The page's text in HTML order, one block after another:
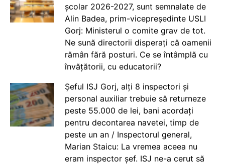
școlar 2026-2027, sunt semnalate de
Alin Badea, prim-vicepreședinte USLI
Gorj: Ministerul o comite grav de tot.
Ne sună directorii disperați că oamenii
rămân fără posturi. Ce se întâmplă cu
învățătorii, cu educatorii?
Șeful ISJ Gorj, alți 8 inspectori și
personal auxiliar trebuie să returneze
peste 55.000 de lei, bani acordați
pentru decontarea navetei, timp de
peste un an / Inspectorul general,
Marian Staicu: La vremea aceea nu
eram inspector șef. ISJ ne-a cerut să